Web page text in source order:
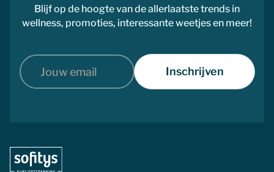
Blijf op de hoogte van de allerlaatste trends in
wellness, promoties, interessante weetjes en meer!